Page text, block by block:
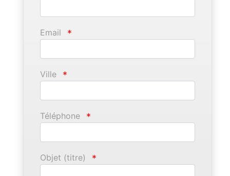
Email *
Ville *
Téléphone *
Objet (titre) *